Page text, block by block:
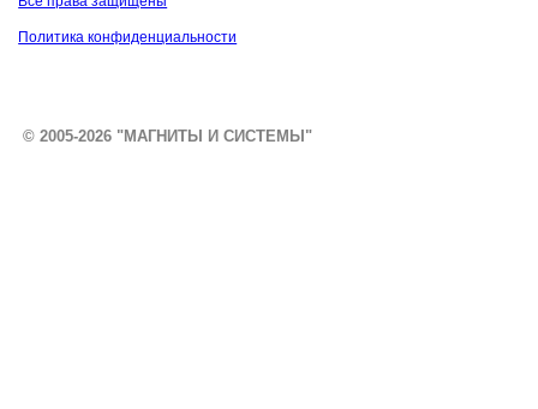
Политика конфиденциальности
© 2005-2026 "МАГНИТЫ И СИСТЕМЫ"